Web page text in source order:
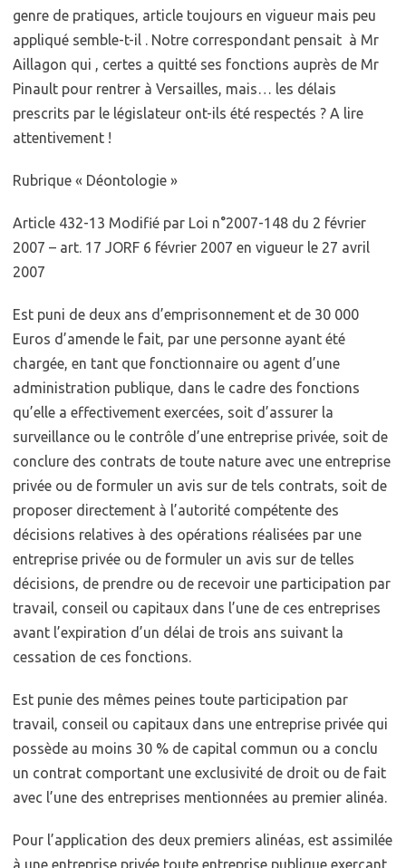
genre de pratiques, article toujours en vigueur mais peu
appliqué semble-t-il . Notre correspondant pensait à Mr
Aillagon qui , certes a quitté ses fonctions auprès de Mr
Pinault pour rentrer à Versailles, mais… les délais
prescrits par le législateur ont-ils été respectés ? A lire
attentivement !
Rubrique « Déontologie »
Article 432-13 Modifié par Loi n°2007-148 du 2 février
2007 – art. 17 JORF 6 février 2007 en vigueur le 27 avril
2007
Est puni de deux ans d’emprisonnement et de 30 000
Euros d’amende le fait, par une personne ayant été
chargée, en tant que fonctionnaire ou agent d’une
administration publique, dans le cadre des fonctions
qu’elle a effectivement exercées, soit d’assurer la
surveillance ou le contrôle d’une entreprise privée, soit de
conclure des contrats de toute nature avec une entreprise
privée ou de formuler un avis sur de tels contrats, soit de
proposer directement à l’autorité compétente des
décisions relatives à des opérations réalisées par une
entreprise privée ou de formuler un avis sur de telles
décisions, de prendre ou de recevoir une participation par
travail, conseil ou capitaux dans l’une de ces entreprises
avant l’expiration d’un délai de trois ans suivant la
cessation de ces fonctions.
Est punie des mêmes peines toute participation par
travail, conseil ou capitaux dans une entreprise privée qui
possède au moins 30 % de capital commun ou a conclu
un contrat comportant une exclusivité de droit ou de fait
avec l’une des entreprises mentionnées au premier alinéa.
Pour l’application des deux premiers alinéas, est assimilée
à une entreprise privée toute entreprise publique exerçant